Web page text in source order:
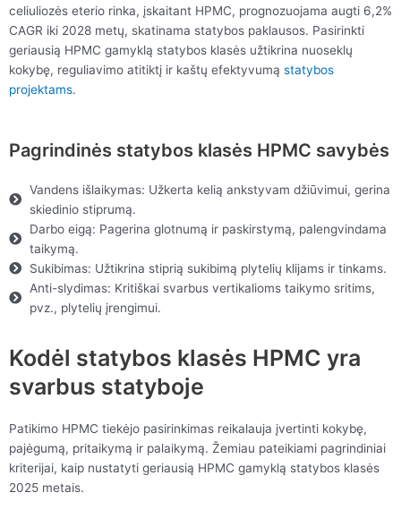
celiuliozės eterio rinka, įskaitant HPMC, prognozuojama augti 6,2%
CAGR iki 2028 metų, skatinama statybos paklausos. Pasirinkti
geriausią HPMC gamyklą statybos klasės užtikrina nuoseklų
kokybę, reguliavimo atitiktį ir kaštų efektyvumą statybos
projektams.
Pagrindinės statybos klasės HPMC savybės
Vandens išlaikymas: Užkerta kelią ankstyvam džiūvimui, gerina
skiedinio stiprumą.
Darbo eigą: Pagerina glotnumą ir paskirstymą, palengvindama
taikymą.
Sukibimas: Užtikrina stiprią sukibimą plytelių klijams ir tinkams.
Anti-slydimas: Kritiškai svarbus vertikalioms taikymo sritims,
pvz., plytelių įrengimui.
Kodėl statybos klasės HPMC yra
svarbus statyboje
Patikimo HPMC tiekėjo pasirinkimas reikalauja įvertinti kokybę,
pajėgumą, pritaikymą ir palaikymą. Žemiau pateikiami pagrindiniai
kriterijai, kaip nustatyti geriausią HPMC gamyklą statybos klasės
2025 metais.